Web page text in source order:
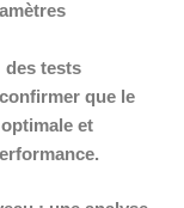
des tests
que le
et